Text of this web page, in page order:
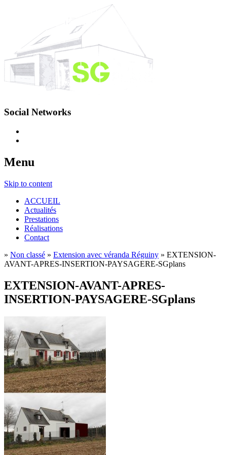
Social Networks
Menu
Skip to content
ACCUEIL
Actualités
Prestations
Réalisations
Contact
» Non classé » Extension avec véranda Réguiny » EXTENSION-
AVANT-APRES-INSERTION-PAYSAGERE-SGplans
EXTENSION-AVANT-APRES-
INSERTION-PAYSAGERE-SGplans